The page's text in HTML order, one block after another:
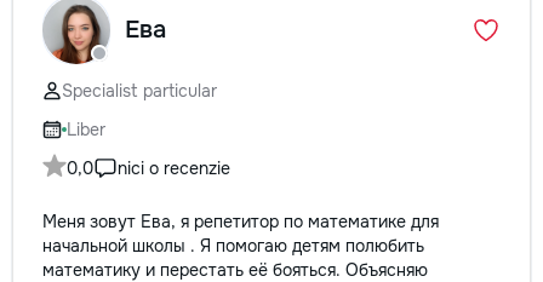
Ева
Specialist particular
Liber
0,0
nici o recenzie
Меня зовут Ева, я репетитор по математике для
начальной школы . Я помогаю детям полюбить
математику и перестать её бояться. Объясняю